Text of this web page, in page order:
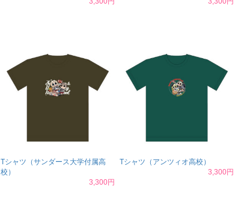
Tシャツ（サンダース大学付属高
校）
3,300円
Tシャツ（アンツィオ高校）
3,300円